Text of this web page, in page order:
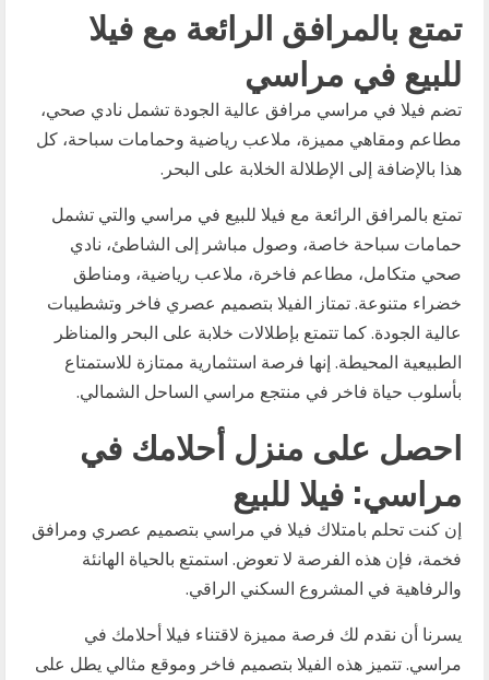
تمتع بالمرافق الرائعة مع فيلا
للبيع في مراسي
تضم فيلا في مراسي مرافق عالية الجودة تشمل نادي صحي،
مطاعم ومقاهي مميزة، ملاعب رياضية وحمامات سباحة، كل
هذا بالإضافة إلى الإطلالة الخلابة على البحر.
تمتع بالمرافق الرائعة مع فيلا للبيع في مراسي والتي تشمل
حمامات سباحة خاصة، وصول مباشر إلى الشاطئ، نادي
صحي متكامل، مطاعم فاخرة، ملاعب رياضية، ومناطق
خضراء متنوعة. تمتاز الفيلا بتصميم عصري فاخر وتشطيبات
عالية الجودة. كما تتمتع بإطلالات خلابة على البحر والمناظر
الطبيعية المحيطة. إنها فرصة استثمارية ممتازة للاستمتاع
بأسلوب حياة فاخر في منتجع مراسي الساحل الشمالي.
احصل على منزل أحلامك في
مراسي: فيلا للبيع
إن كنت تحلم بامتلاك فيلا في مراسي بتصميم عصري ومرافق
فخمة، فإن هذه الفرصة لا تعوض. استمتع بالحياة الهانئة
والرفاهية في المشروع السكني الراقي.
يسرنا أن نقدم لك فرصة مميزة لاقتناء فيلا أحلامك في
مراسي. تتميز هذه الفيلا بتصميم فاخر وموقع مثالي يطل على